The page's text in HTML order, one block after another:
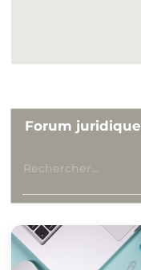
Forum juridique